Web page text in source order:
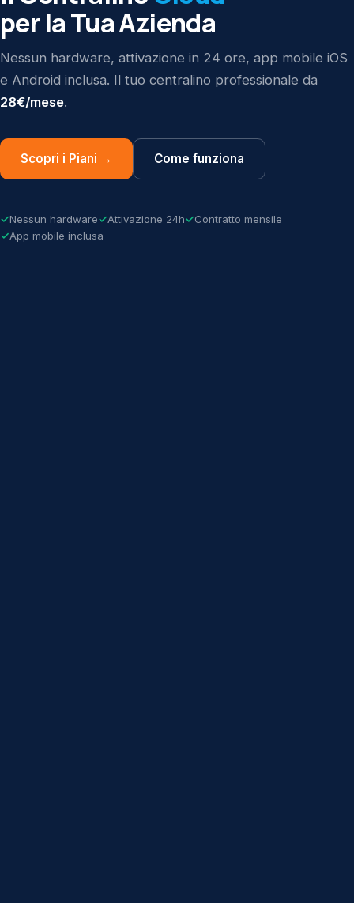
per la Tua Azienda
Nessun hardware, attivazione in 24 ore, app mobile iOS
e Android inclusa. Il tuo centralino professionale da
28€/mese.
Scopri i Piani → Come funziona
Nessun hardware Attivazione 24h
Contratto mensile
App mobile inclusa